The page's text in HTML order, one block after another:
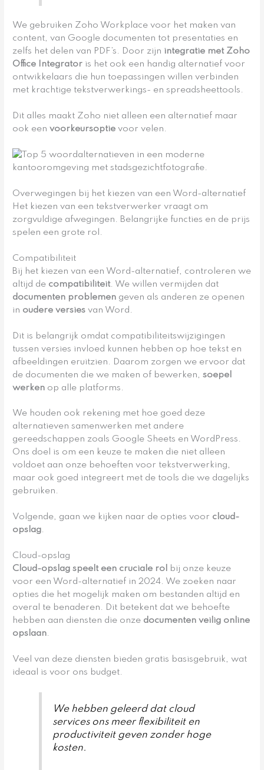
We gebruiken Zoho Workplace voor het maken van
content, van Google documenten tot presentaties en
zelfs het delen van PDF’s. Door zijn integratie met Zoho
Office Integrator is het ook een handig alternatief voor
ontwikkelaars die hun toepassingen willen verbinden
met krachtige tekstverwerkings- en spreadsheettools.
Dit alles maakt Zoho niet alleen een alternatief maar
ook eenvoorkeursoptie voor velen.
Overwegingen bij het kiezen van een Word-alternatief
Het kiezen van een tekstverwerker vraagt om
zorgvuldige afwegingen. Belangrijke functies en de prijs
spelen een grote rol.
Compatibiliteit
Bij het kiezen van een Word-alternatief, controleren we
altijd de compatibiliteit. We willen vermijden dat
documenten problemen geven als anderen ze openen
in oudere versies van Word.
Dit is belangrijk omdat compatibiliteitswijzigingen
tussen versies invloed kunnen hebben op hoe tekst en
afbeeldingen eruitzien. Daarom zorgen we ervoor dat
de documenten die we maken of bewerken,soepel
werken op alle platforms.
We houden ook rekening met hoe goed deze
alternatieven samenwerken met andere
gereedschappen zoals Google Sheets en WordPress.
Ons doel is om een keuze te maken die niet alleen
voldoet aan onze behoeften voor tekstverwerking,
maar ook goed integreert met de tools die we dagelijks
gebruiken.
Volgende, gaan we kijken naar de opties voor cloud-
opslag.
Cloud-opslag
Cloud-opslag speelt een cruciale rol
bij onze keuze
voor een Word-alternatief in 2024. We zoeken naar
opties die het mogelijk maken om bestanden altijd en
overal te benaderen. Dit betekent dat we behoefte
hebben aan diensten die onze documenten veilig online
opslaan.
Veel van deze diensten bieden gratis basisgebruik, wat
ideaal is voor ons budget.
We hebben geleerd dat cloud
services ons meer flexibiliteit en
productiviteit geven zonder hoge
kosten.